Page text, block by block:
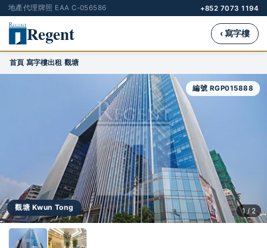
地產代理牌照 EAA C-056586 +852 7073 1194
Regent ‹ 寫字樓
首頁›寫字樓出租›觀塘
觀塘 Kwun Tong
編號 RGP015888
1 / 2